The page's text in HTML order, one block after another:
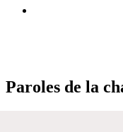
Paroles de la